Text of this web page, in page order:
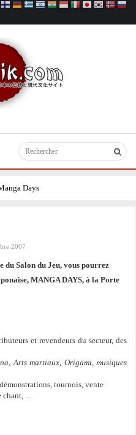
Days
2007
du Salon du Jeu, vous pourrez
MANGA DAYS, à la Porte
et revendeurs du secteur, des
Arts martiaux, Origami, musiques
tournois, vente
chant, ...